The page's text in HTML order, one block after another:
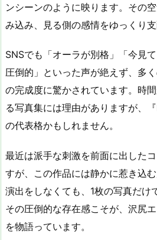
ンシーンのように映ります。その
み込み、見る側の感情をゆっくり支
SNSでも「オーラが別格」「今見
圧倒的」といった声が絶えず、多
の完成度に驚かされています。時
る写真集には理由がありますが、
の代表格かもしれません。
最近は派手な刺激を前面に出した
すが、この作品には静かに惹き込
演出をしなくても、1枚の写真だけ
その圧倒的な存在感こそが、沢尻
を物語っています。